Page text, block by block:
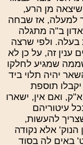
מן הרע,
למעלה, אז שבחה
ב"ה מתגלה
בעלה. ולפי שרצה
ענין זה, על כן לא
שמגיע לחלקו
יהיה תלוי ביד
תוספת
ואם אין, ישארו
עיטוריהם
להעשות,
הנוק' אלא נקודה
באים לה בסוד